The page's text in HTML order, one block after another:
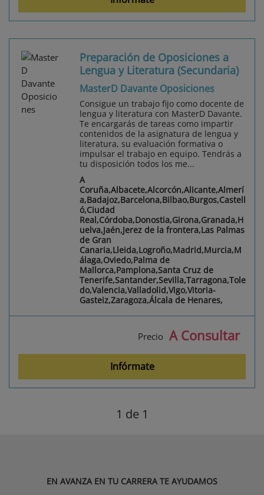
Preparación de Oposiciones a
Lengua y Literatura (Secundaria)
MasterD Davante Oposiciones
Consigue un trabajo fijo como docente de
lengua y literatura con MasterD Davante.
Te encargarás de tareas como impartir
contenidos de la asignatura de lengua y
literatura, su evaluación formativa o
impulsar el trabajo en equipo. Tendrás a
tu disposición todos los me...
A
Coruña,Albacete,Alcorcón,Alicante,Almerí
a,Badajoz,Barcelona,Bilbao,Burgos,Castell
ó,Ciudad
Real,Córdoba,Donostia,Girona,Granada,H
uelva,Jaén,Jerez de la frontera,Las Palmas
de Gran
Canaria,Lleida,Logroño,Madrid,Murcia,M
álaga,Oviedo,Palma de
Mallorca,Pamplona,Santa Cruz de
Tenerife,Santander,Sevilla,Tarragona,Tole
do,Valencia,Valladolid,Vigo,Vitoria-
Gasteiz,Zaragoza,Álcala de Henares,
Precio A Consultar
Infórmate
1 de 1
EN AVANZA EN TU CARRERA TE AYUDAMOS